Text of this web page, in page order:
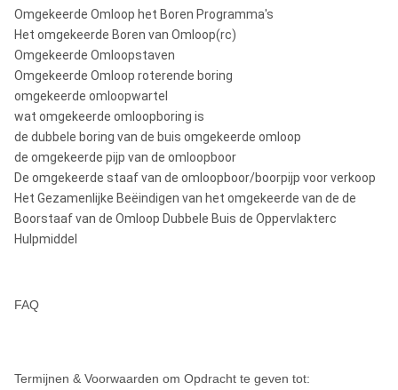
Omgekeerde Omloop het Boren Programma's
Het omgekeerde Boren van Omloop(rc)
Omgekeerde Omloopstaven
Omgekeerde Omloop roterende boring
omgekeerde omloopwartel
wat omgekeerde omloopboring is
de dubbele boring van de buis omgekeerde omloop
de omgekeerde pijp van de omloopboor
De omgekeerde staaf van de omloopboor/boorpijp voor verkoop
Het Gezamenlijke Beëindigen van het omgekeerde van de de
Boorstaaf van de Omloop Dubbele Buis de Oppervlakterc
Hulpmiddel
FAQ
Termijnen & Voorwaarden om Opdracht te geven tot: